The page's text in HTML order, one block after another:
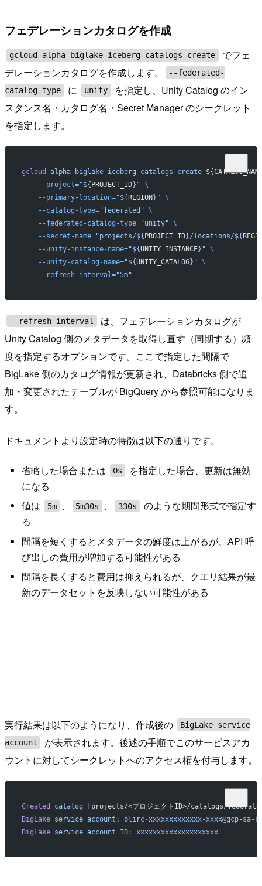
フェデレーションカタログを作成
gcloud alpha biglake iceberg catalogs create
でフェ
デレーションカタログを作成します。
--federated-
catalog-type
に unity
を指定し、Unity Catalog のイン
スタンス名・カタログ名・Secret Manager のシークレット
を指定します。
gcloud alpha biglake iceberg catalogs create
    --project=
"${PROJECT_ID}" \
    --primary-location=
"${REGION}" \
    --catalog-type=
"federated" \
    --federated-catalog-type=
"unity" \
    --secret-name=
"projects/${PROJECT_ID}/locations/${
    --unity-instance-name=
"${UNITY_INSTANCE}" \
    --unity-catalog-name=
"${UNITY_CATALOG}" \
    --refresh-interval=
"5m"
--refresh-interval
は、フェデレーションカタログが
Unity Catalog 側のメタデータを取得し直す（同期する）頻
度を指定するオプションです。ここで指定した間隔で
BigLake 側のカタログ情報が更新され、Databricks 側で追
加・変更されたテーブルが BigQuery から参照可能になりま
す。
ドキュメントより設定時の特徴は以下の通りです。
省略した場合または 0s
を指定した場合、更新は無効
になる
値は
5m 、 5m30s 、 330s
のような期間形式で指定す
る
間隔を短くするとメタデータの鮮度は上がるが、API 呼
び出しの費用が増加する可能性がある
間隔を長くすると費用は抑えられるが、クエリ結果が最
新のデータセットを反映しない可能性がある
実行結果は以下のようになり、作成後の
BigLake service
account
が表示されます。後述の手順でこのサービスアカ
ウントに対してシークレットへのアクセス権を付与します。
Created catalog [projects/<プロジェクトID>/catalogs/
BigLake service account:
blirc-xxxxxxxxxxxxx-xxxx@gcp-sa-
BigLake service account ID: xxxxxxxxxxxxxxxxxxxx